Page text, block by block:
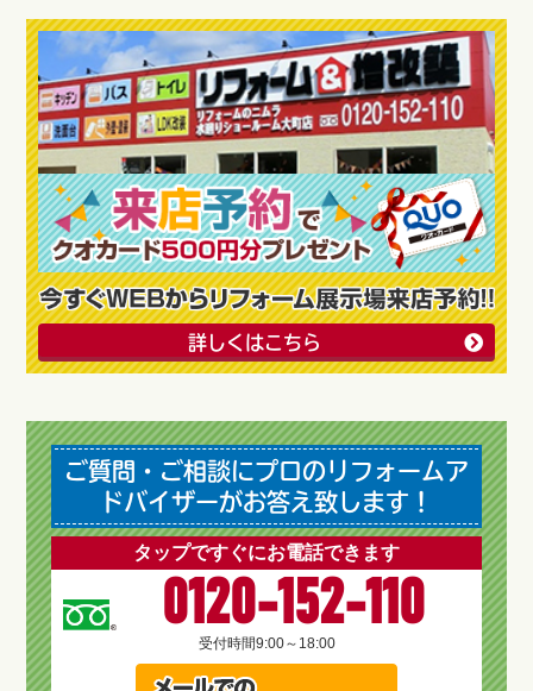
詳しくはこちら
ご質問・ご相談にプロのリフォームア
ドバイザーがお答え致します！
タップですぐにお電話できます
0120-152-110
受付時間9:00～18:00